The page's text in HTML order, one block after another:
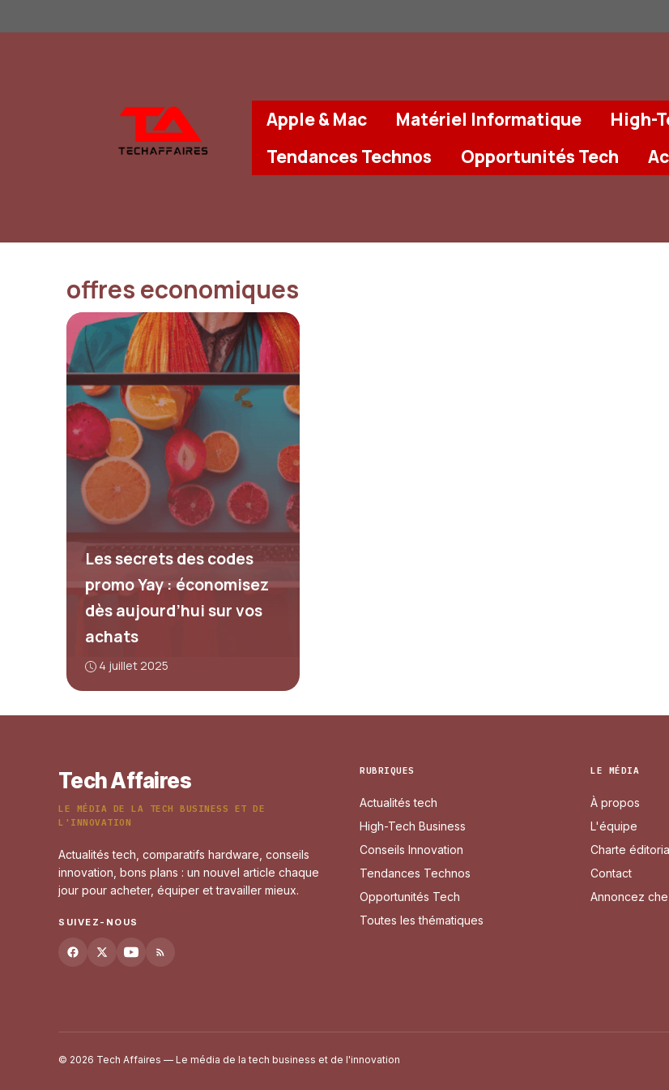
au
Apple & Mac Matériel Informatique High-
Tendances Technos
Opportunités Tech
offres economiques
Les secrets des codes
promo Yay : économisez
dès aujourd’hui sur vos
achats
4 juillet 2025
Tech Affaires
LE MÉDIA DE LA TECH BUSINESS ET DE
L'INNOVATION
Actualités tech, comparatifs hardware, conseils
innovation, bons plans : un nouvel article chaque
jour pour acheter, équiper et travailler mieux.
SUIVEZ-NOUS
RUBRIQUES
Actualités tech
High-Tech Business
Conseils Innovation
Tendances Technos
Opportunités Tech
Toutes les thématiques
LE MÉDIA
À propos
L'équipe
Charte
Contact
Annoncez
© 2026 Tech Affaires — Le média de la tech business et de l'innovation